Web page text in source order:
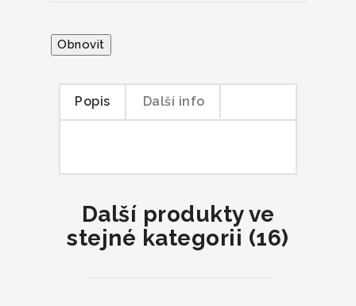
Popis Další info
Další produkty ve
stejné kategorii (16)